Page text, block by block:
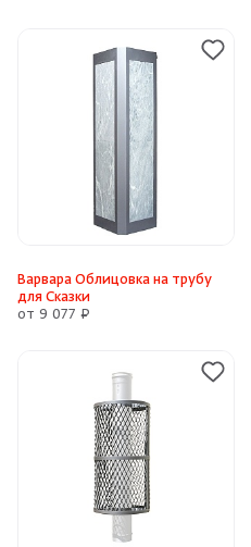
Варвара Облицовка на трубу
для Сказки
от 9 077 ₽